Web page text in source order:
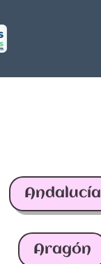
Andalucía
Aragón